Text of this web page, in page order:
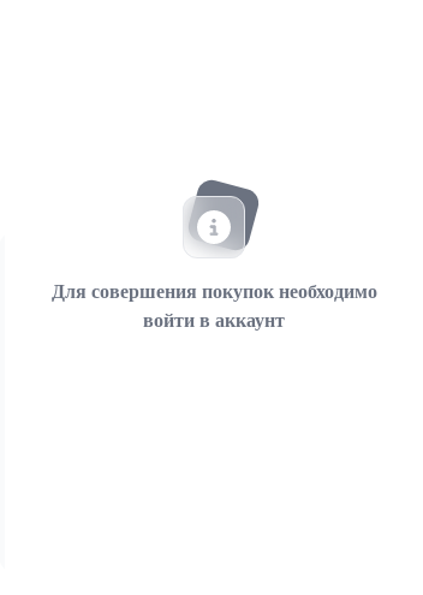
Для совершения покупок необходимо
войти в аккаунт